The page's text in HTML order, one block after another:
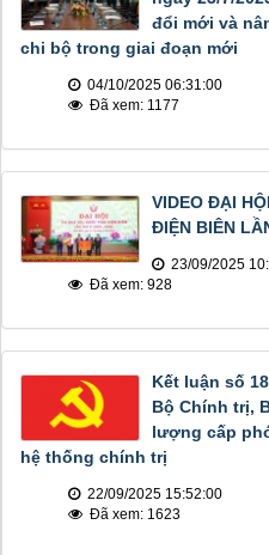
đổi mới và
chi bộ trong giai đoạn mới
04/10/2025 06:31:00
Đã xem: 1177
VIDEO ĐẠI
ĐIỆN BIÊN
23/09/2025
Đã xem: 928
Kết luận số
Bộ Chính trị,
lượng cấp
hệ thống chính trị
22/09/2025 15:52:00
Đã xem: 1623